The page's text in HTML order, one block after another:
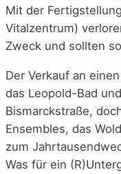
Mit der
Vitalzentrum)
Zweck und sollten
Der Verkauf an
das Leopold-Bad
Bismarckstraße,
Ensembles, das
zum
Was für ein